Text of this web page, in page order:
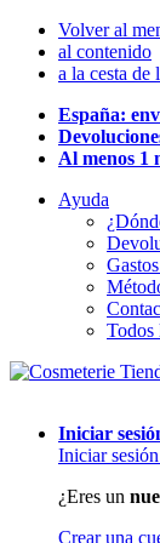
Volver al
al contenido
a la cesta de
España:
Al menos 1
Ayuda
Todos
Iniciar
Iniciar
¿Eres un
Crear una